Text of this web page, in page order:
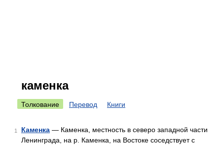
каменка
Толкование Перевод Книги
1 Каменка — Каменка, местность в северо западной части
Ленинграда, на р. Каменка, на Востоке соседствует с